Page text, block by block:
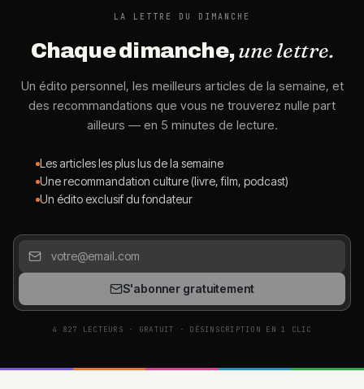
LA LETTRE DU DIMANCHE
Chaque dimanche,une lettre.
Un édito personnel, les meilleurs articles de la semaine, et
des recommandations que vous ne trouverez nulle part
ailleurs — en 5 minutes de lecture.
Les articles les plus lus de la semaine
Une recommandation culture (livre, film, podcast)
Un édito exclusif du fondateur
S'abonner gratuitement
4 827 LECTEURS · GRATUIT · DÉSINSCRIPTION EN 1 CLIC